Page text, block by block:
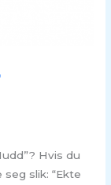
Hvis du
seg slik: “Ekte